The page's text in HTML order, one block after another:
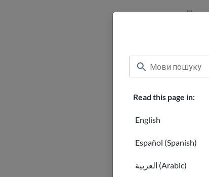
Read this page in:
English
Español (Spanish)
العربية (Arabic)
Ця
Що
це
Більш